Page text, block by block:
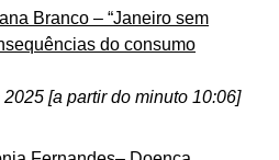
Branco – “Janeiro sem
do consumo
[a partir do minuto 10:06]